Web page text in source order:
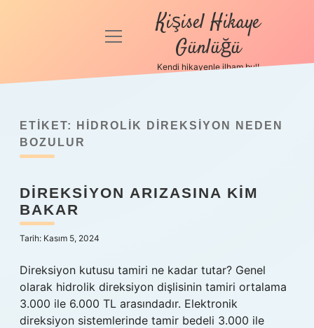
Anasayfa
Politikası
Yasal Uyarı
Hakkımızda
menüyü
Kişisel Hikaye
Günlüğü
Kendi hikayenle ilham bul!
ETIKET:
HIDROLIK DIREKSIYON NEDEN
BOZULUR
DIREKSIYON ARIZASINA KIM
BAKAR
Tarih: Kasım 5, 2024
Direksiyon kutusu tamiri ne kadar tutar? Genel
olarak hidrolik direksiyon dişlisinin tamiri ortalama
3.000 ile 6.000 TL arasındadır. Elektronik
direksiyon sistemlerinde tamir bedeli 3.000 ile